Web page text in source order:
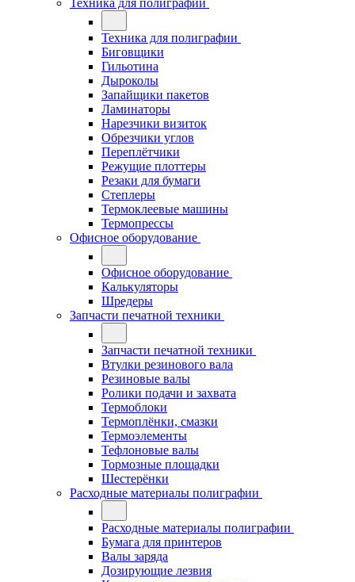
Техника для полиграфии
Техника для полиграфии
Биговщики
Гильотина
Дыроколы
Запайщики пакетов
Ламинаторы
Нарезчики визиток
Обрезчики углов
Переплётчики
Режущие плоттеры
Резаки для бумаги
Степлеры
Термоклеевые машины
Термопрессы
Офисное оборудование
Офисное оборудование
Калькуляторы
Шредеры
Запчасти печатной техники
Запчасти печатной техники
Втулки резинового вала
Резиновые валы
Ролики подачи и захвата
Термоблоки
Термоплёнки, смазки
Термоэлементы
Тефлоновые валы
Тормозные площадки
Шестерёнки
Расходные материалы полиграфии
Расходные материалы полиграфии
Бумага для принтеров
Валы заряда
Дозирующие лезвия